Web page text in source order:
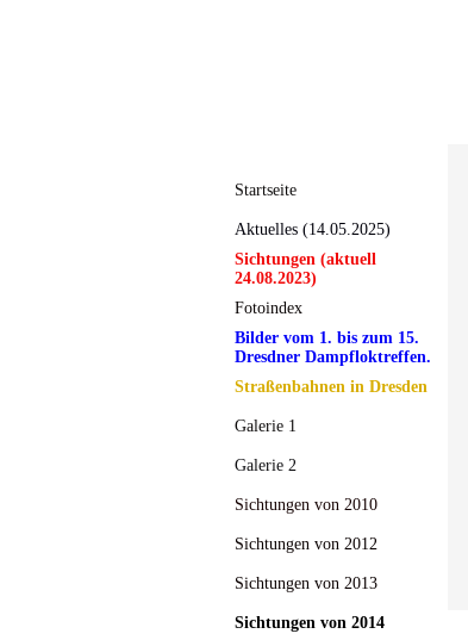
Startseite
Aktuelles (14.05.2025)
Sichtungen (aktuell
24.08.2023)
Fotoindex
Bilder vom 1. bis zum 15.
Dresdner Dampfloktreffen.
Straßenbahnen in Dresden
Galerie 1
Galerie 2
Sichtungen von 2010
Sichtungen von 2012
Sichtungen von 2013
Sichtungen von 2014